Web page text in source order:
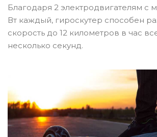
Благодаря 2 электродвигателям с
Вт каждый, гироскутер способен
скорость до 12 километров в час
несколько секунд.